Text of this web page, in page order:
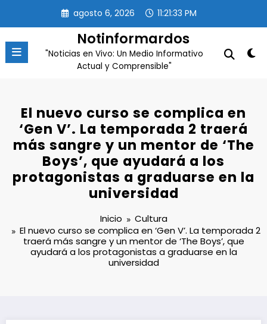
contenido
agosto 6, 2026 11:21:33 PM
Notinformardos
"Noticias en Vivo: Un Medio Informativo
Actual y Comprensible"
El nuevo curso se complica en
‘Gen V’. La temporada 2 traerá
más sangre y un mentor de ‘The
Boys’, que ayudará a los
protagonistas a graduarse en la
universidad
Inicio
Cultura
El nuevo curso se complica en ‘Gen V’. La temporada 2
traerá más sangre y un mentor de ‘The Boys’, que
ayudará a los protagonistas a graduarse en la
universidad